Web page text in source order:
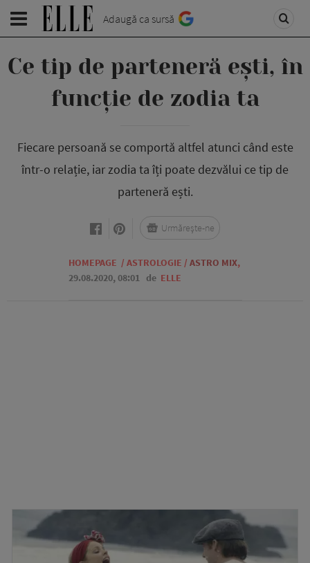
Adaugă ca sursă
Ce tip de parteneră ești, în
funcție de zodia ta
Fiecare persoană se comportă altfel atunci când este
într-o relație, iar zodia ta îți poate dezvălui ce tip de
parteneră ești.
HOMEPAGE / ASTROLOGIE / ASTRO MIX,
29.08.2020, 08:01 de ELLE
Urmărește-ne